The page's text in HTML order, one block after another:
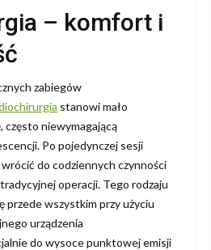
– komfort i
zabiegów
stanowi mało
często niewymagającą
Po pojedynczej sesji
do codziennych czynności
operacji. Tego rodzaju
przede wszystkim przy użyciu
urządzenia
do wysoce punktowej emisji